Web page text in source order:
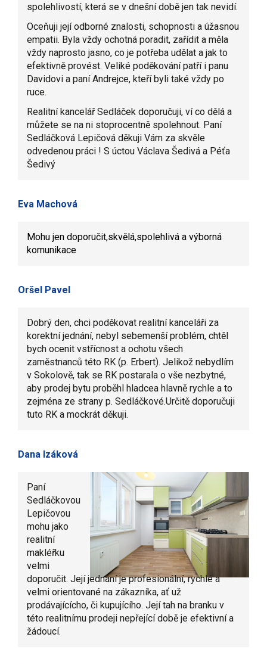
spolehlivostí, která se v dnešní době jen tak nevidí.
Oceňuji její odborné znalosti, schopnosti a úžasnou
empatii. Byla vždy ochotná poradit, zařídit a měla
vždy naprosto jasno, co je potřeba udělat a jak to
efektivně provést. Veliké poděkování patří i panu
Davidovi a paní Andrejce, kteří byli také vždy po
ruce.
Realitní kancelář Sedláček doporučuji, ví co dělá a
můžete se na ni stoprocentně spolehnout. Paní
Sedláčková Lepičová děkuji Vám za skvěle
odvedenou práci ! S úctou Václava Šedivá a Péťa
Šedivý
Eva Machová
Mohu jen doporučit,skvělá,spolehlivá a výborná
komunikace
Oršel Pavel
Dobrý den, chci poděkovat realitní kanceláři za
korektní jednání, nebyl sebemenší problém, chtěl
bych ocenit vstřícnost a ochotu všech
zaměstnanců této RK (p. Erbert). Jelikož nebydlím
v Sokolově, tak se RK postarala o vše nezbytné,
aby prodej bytu proběhl hladcea hlavně rychle a to
zejména ze strany p. Sedláčkové.Určitě doporučuji
tuto RK a mockrát děkuji.
Dana Izáková
Paní
Sedláčkovou
Lepičovou
mohu jako
realitní
makléřku
velmi
doporučit. Její jednání je profesionální, rychlé a
velmi orientované na zákazníka, ať už
prodávajícícho, či kupujícího. Její tah na branku v
této realitnímu prodeji nepřející době je efektivní a
žádoucí.